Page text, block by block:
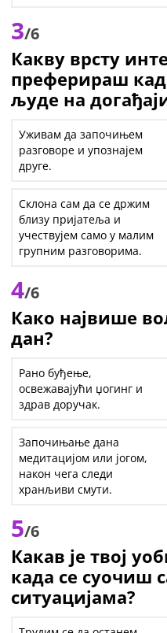
3/6
Какву врсту
преферираш
људе на
Уживам да започињем
разговоре и упознајем
друге.
Склона сам да се држим
близу пријатеља и
учествујем само у малим
групним разговорима.
4/6
Како највише
дан?
Рано буђење,
освежавајући џогинг и
здрав доручак.
Започињање дана
медитацијом или јогом,
након чега следи
хранљиви смути.
5/6
Какав је твој
када се суочиш
ситуацијама?